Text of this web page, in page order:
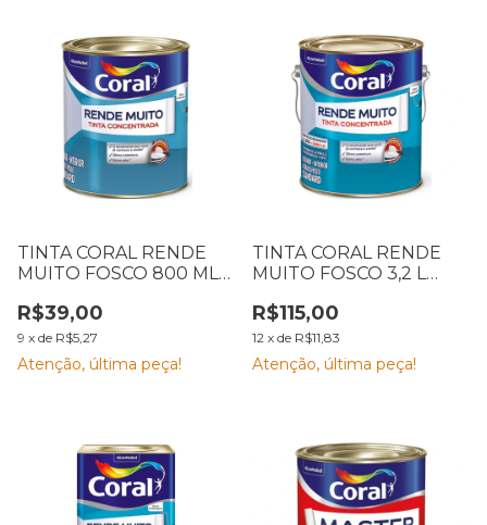
TINTA CORAL RENDE
MUITO FOSCO 800 ML
R$39,00
9 x de R$5,27
Atenção, última peça!
TINTA CORAL RENDE
MUITO FOSCO 3,2 L
R$115,00
12 x de R$11,83
Atenção, última peça!